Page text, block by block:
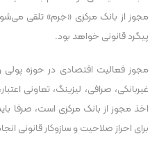
مجوز از بانک مرکزی «جرم» تلقی
پیگرد قانونی خواهد بود.
مجوز فعالیت اقتصادی در حوزه
غیربانکی، صرافی، لیزینگ، تعاونی
اخذ مجوز از بانک مرکزی است، صرفا
برای احراز صلاحیت و سازوکار قانونی